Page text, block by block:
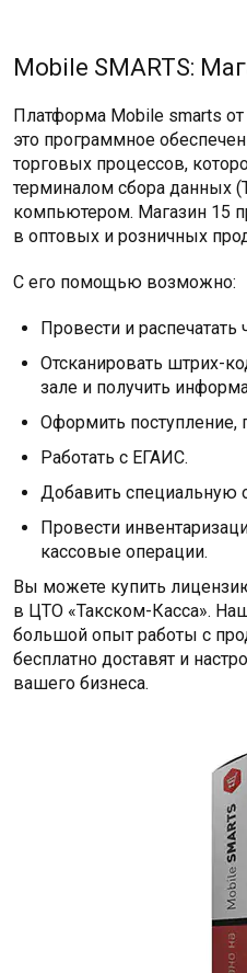
Mobile SMARTS:
Платформа Mobile smarts
это программное
торговых процессов,
терминалом сбора данных
компьютером. Магазин 15
в оптовых и розничных
С его помощью возможно:
Провести и распечатать
Отсканировать штрих-
зале и получить
Оформить поступление,
Работать с ЕГАИС.
Добавить специальную
Провести
кассовые операции.
Вы можете купить
в ЦТО «Такском-Касса».
большой опыт работы с
бесплатно доставят и
вашего бизнеса.